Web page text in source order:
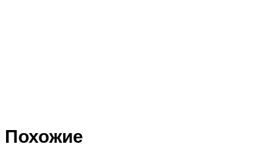
Похожие